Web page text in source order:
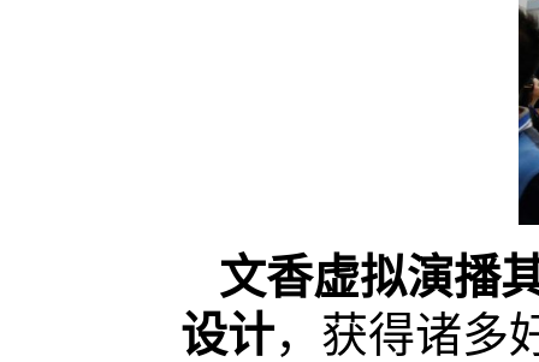
文香虚拟演播
设计，获得诸多